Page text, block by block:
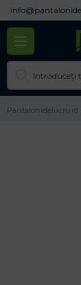
Pantalonidelucru.ro